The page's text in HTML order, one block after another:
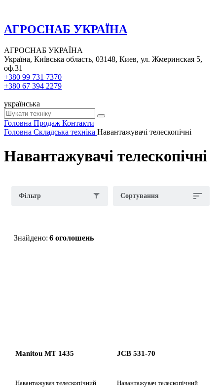
АГРОСНАБ УКРАЇНА
АГРОСНАБ УКРАЇНА
Україна, Київська область, 03148, Киев, ул. Жмеринская 5,
оф.31
+380 99 731 7370
+380 67 394 2279
українська
Головна Продаж Контакти
Головна Складська техніка Навантажувачі телескопічні
Навантажувачі телескопічні
Фільтр Сортування
Знайдено: 6 оголошень
Manitou MT 1435
Навантажувач телескопічний
JCB 531-70
Навантажувач телескопічний